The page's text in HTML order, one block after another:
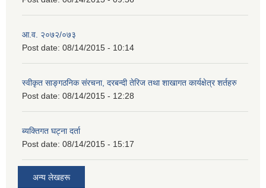
आ.व. २०७२/०७३
Post date: 08/14/2015 - 10:14
स्वीकृत साङ्गठनिक संरचना, दरबन्दी तेरिज तथा शाखागत कार्यक्षेत्र शर्तहरु
Post date: 08/14/2015 - 12:28
ब्यक्तिगत घट्ना दर्ता
Post date: 08/14/2015 - 15:17
अन्य लेखहरू